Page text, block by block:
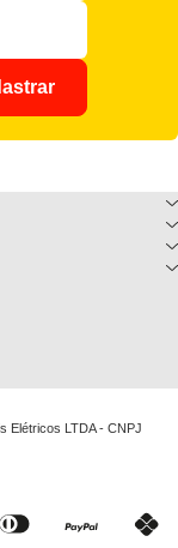
Elétricos LTDA - CNPJ